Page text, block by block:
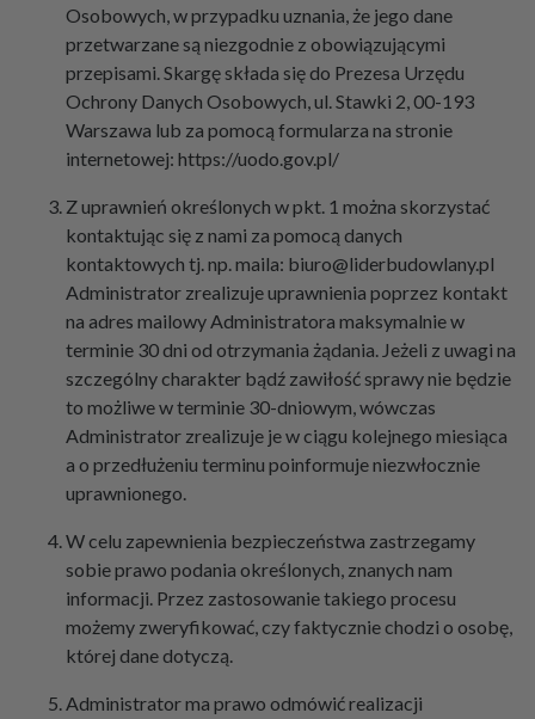
Osobowych, w przypadku uznania, że jego dane
przetwarzane są niezgodnie z obowiązującymi
przepisami. Skargę składa się do Prezesa Urzędu
Ochrony Danych Osobowych, ul. Stawki 2, 00-193
Warszawa lub za pomocą formularza na stronie
internetowej: https://uodo.gov.pl/
Z uprawnień określonych w pkt. 1 można skorzystać
kontaktując się z nami za pomocą danych
kontaktowych tj. np. maila: biuro@liderbudowlany.pl
Administrator zrealizuje uprawnienia poprzez kontakt
na adres mailowy Administratora maksymalnie w
terminie 30 dni od otrzymania żądania. Jeżeli z uwagi na
szczególny charakter bądź zawiłość sprawy nie będzie
to możliwe w terminie 30-dniowym, wówczas
Administrator zrealizuje je w ciągu kolejnego miesiąca
a o przedłużeniu terminu poinformuje niezwłocznie
uprawnionego.
W celu zapewnienia bezpieczeństwa zastrzegamy
sobie prawo podania określonych, znanych nam
informacji. Przez zastosowanie takiego procesu
możemy zweryfikować, czy faktycznie chodzi o osobę,
której dane dotyczą.
Administrator ma prawo odmówić realizacji